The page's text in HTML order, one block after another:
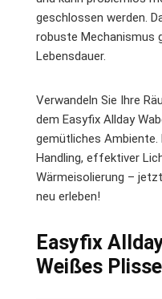
geschlossen werden.
robuste Mechanismus
Lebensdauer.
Verwandeln Sie Ihre
dem Easyfix Allday
gemütliches
Handling, effektiver
Wärmeisolierung –
neu erleben!
Easyfix
Weißes